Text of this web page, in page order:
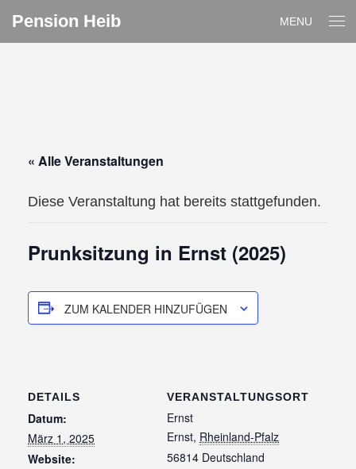
Pension Heib MENU
« Alle Veranstaltungen
Diese Veranstaltung hat bereits stattgefunden.
Prunksitzung in Ernst (2025)
ZUM KALENDER HINZUFÜGEN
DETAILS
Datum:
März 1, 2025
Website:
VERANSTALTUNGSORT
Ernst
Ernst, Rheinland-Pfalz
56814 Deutschland